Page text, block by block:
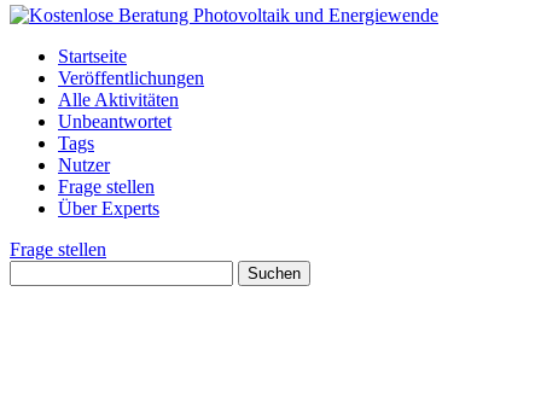
Startseite
Veröffentlichungen
Alle Aktivitäten
Unbeantwortet
Tags
Nutzer
Frage stellen
Über Experts
Frage stellen